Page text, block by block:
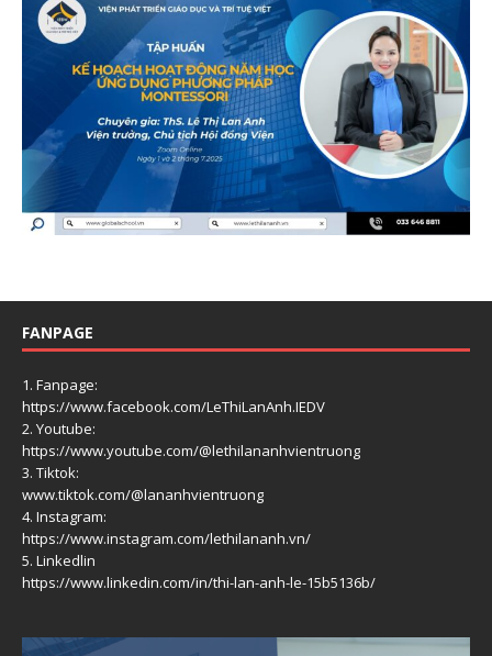
FANPAGE
1. Fanpage:
https://www.facebook.com/LeThiLanAnh.IEDV
2. Youtube:
https://www.youtube.com/@lethilananhvientruong
3. Tiktok:
www.tiktok.com/@lananhvientruong
4. Instagram:
https://www.instagram.com/lethilananh.vn/
5. Linkedlin
https://www.linkedin.com/in/thi-lan-anh-le-15b5136b/